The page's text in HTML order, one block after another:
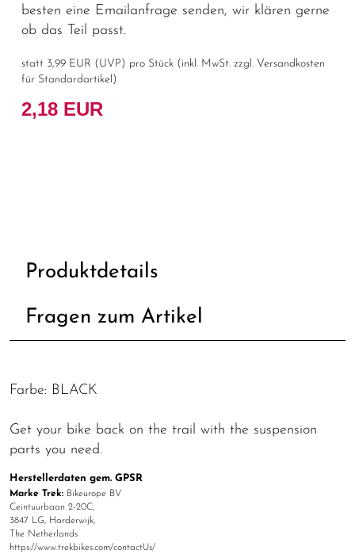
besten eine Emailanfrage senden, wir klären gerne
ob das Teil passt.
statt 3,99 EUR ( UVP ) pro Stück (inkl. MwSt. zzgl. Versandkosten
für Standardartikel )
2,18 EUR
Produktdetails
Fragen zum Artikel
Farbe: BLACK
Get your bike back on the trail with the suspension
parts you need.
Herstellerdaten gem. GPSR
Marke Trek: Bikeurope BV
Ceintuurbaan 2-20C,
3847 LG, Harderwijk,
The Netherlands
https://www.trekbikes.com/contactUs/